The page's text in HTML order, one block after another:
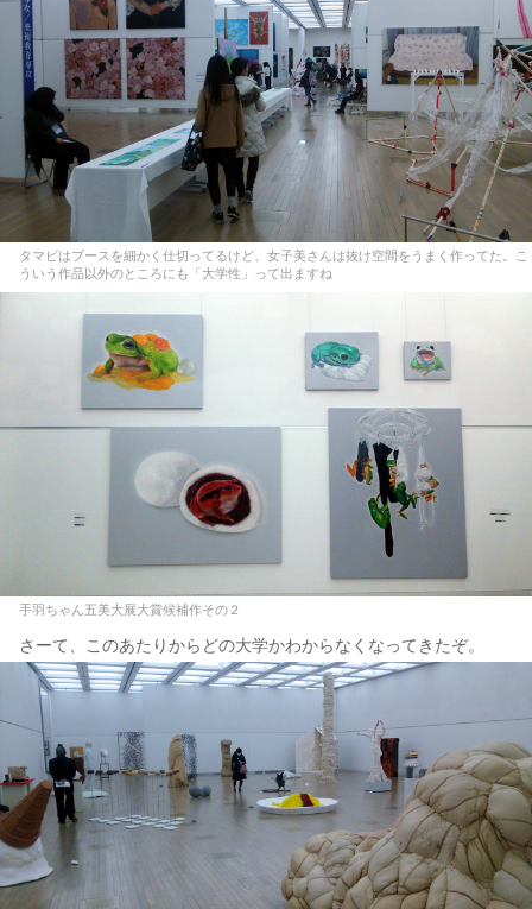
タマビはブースを細かく仕切ってるけど、女子美さんは抜け空間をうまく作ってた。こ
ういう作品以外のところにも「大学性」って出ますね
手羽ちゃん五美大展大賞候補作その２
さーて、このあたりからどの大学かわからなくなってきたぞ。